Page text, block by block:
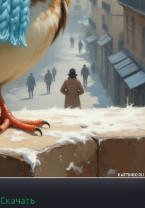
Скачать